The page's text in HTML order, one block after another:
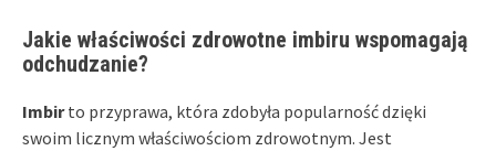
Jakie właściwości zdrowotne imbiru wspomagają
odchudzanie?
Imbirto przyprawa, która zdobyła popularność dzięki
swoim licznym właściwościom zdrowotnym. Jest